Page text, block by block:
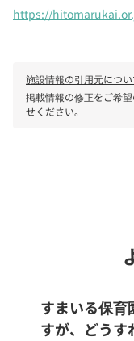
https://
施設情報の引用元につい
掲載情報の修正をご希望
せください。
すまいる保育
すが、どうす